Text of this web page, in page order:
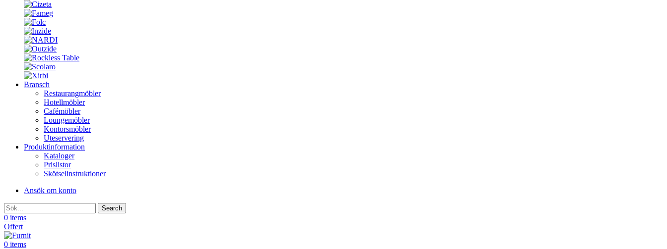
Bransch
Restaurangmöbler
Hotellmöbler
Cafémöbler
Loungemöbler
Kontorsmöbler
Uteservering
Produktinformation
Kataloger
Prislistor
Skötselinstruktioner
Ansök om konto
Search
0 items
Offert
0 items